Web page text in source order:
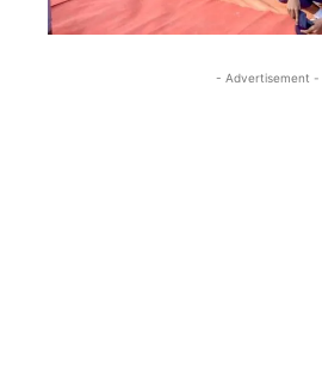
- Advertisement -